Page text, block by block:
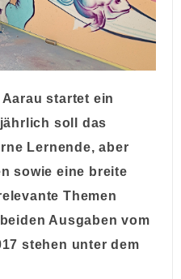
startet ein
soll das
Lernende, aber
sowie eine breite
Themen
Ausgaben vom
stehen unter dem